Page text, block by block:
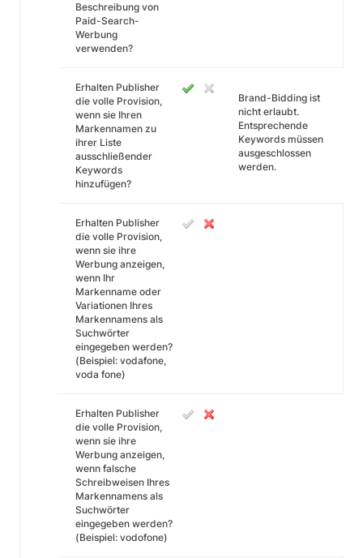
Beschreibung von
Paid-Search-
Werbung
verwenden?
Erhalten Publisher
die volle Provision,
wenn sie Ihren
Markennamen zu
ihrer Liste
ausschließender
Keywords
hinzufügen?
Brand-Bidding ist
nicht erlaubt.
Entsprechende
Keywords müssen
ausgeschlossen
werden.
Erhalten Publisher
die volle Provision,
wenn sie ihre
Werbung anzeigen,
wenn Ihr
Markenname oder
Variationen Ihres
Markennamens als
Suchwörter
eingegeben werden?
(Beispiel: vodafone,
voda fone)
Erhalten Publisher
die volle Provision,
wenn sie ihre
Werbung anzeigen,
wenn falsche
Schreibweisen Ihres
Markennamens als
Suchwörter
eingegeben werden?
(Beispiel: vodofone)